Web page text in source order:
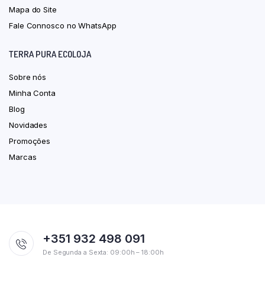
Mapa do Site
Fale Connosco no WhatsApp
TERRA PURA ECOLOJA
Sobre nós
Minha Conta
Blog
Novidades
Promoções
Marcas
+351 932 498 091
De Segunda a Sexta: 09:00h – 18:00h